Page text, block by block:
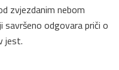
zvjezdanim nebom
savršeno odgovara priči o
jest.